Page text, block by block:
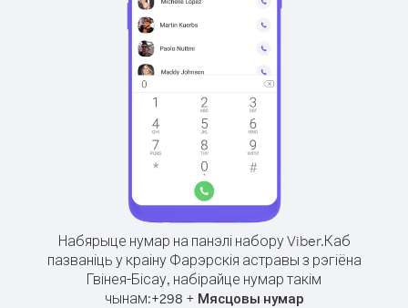
Набярыце нумар на панэлі набору Viber.Каб
пазваніць у краіну Фарэрскія астравы з рэгіёна
Гвінея-Бісау, набірайце нумар такім
чынам:+298 + Мясцовы нумар